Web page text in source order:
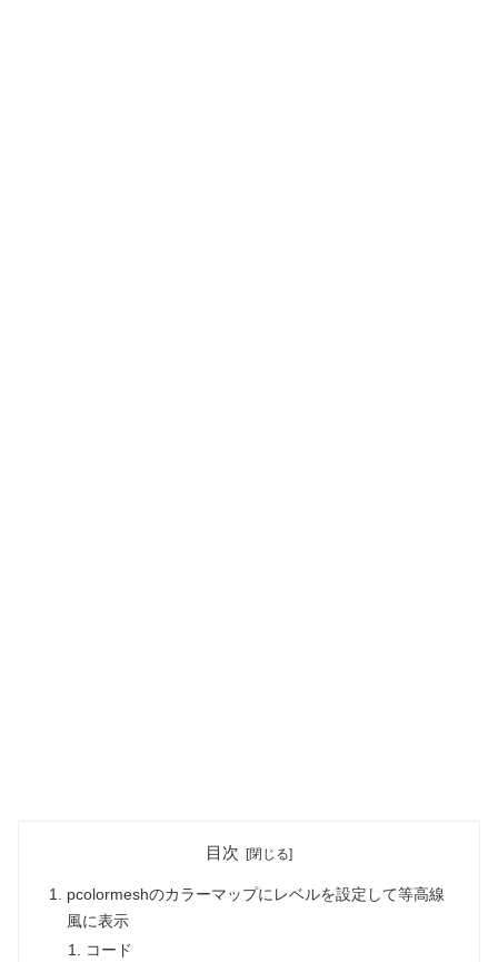
目次
pcolormeshのカラーマップにレベルを設定して等高線
風に表示
コード